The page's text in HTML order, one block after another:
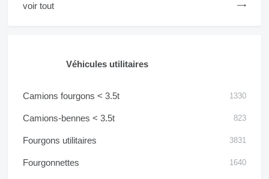
voir tout
Véhicules utilitaires
Camions fourgons < 3.5t 1330
Camions-bennes < 3.5t 823
Fourgons utilitaires 3831
Fourgonnettes 1640